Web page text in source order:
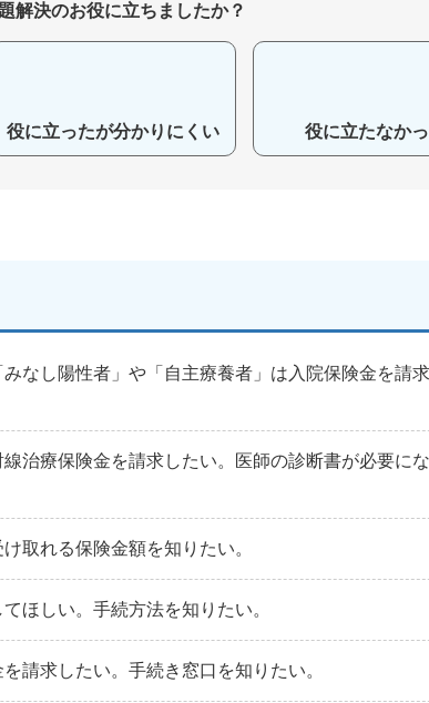
解決のお役に立ちましたか？
役に立ったが分かりにくい 役に立たなか
なし陽性者」や「自主療養者」は入院保険金を請
治療保険金を請求したい。医師の診断書が必要に
取れる保険金額を知りたい。
ほしい。手続方法を知りたい。
請求したい。手続き窓口を知りたい。